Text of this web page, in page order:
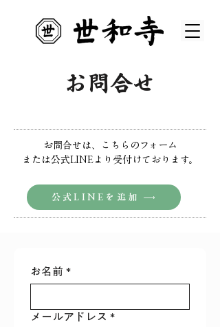
お問合せ
お問合せは、こちらのフォーム
または公式LINEより受付けております。
公式LINEを追加
お名前 *
メールアドレス *